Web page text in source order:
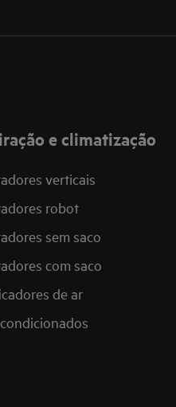
e climatização
verticais
robot
sem saco
com saco
de ar